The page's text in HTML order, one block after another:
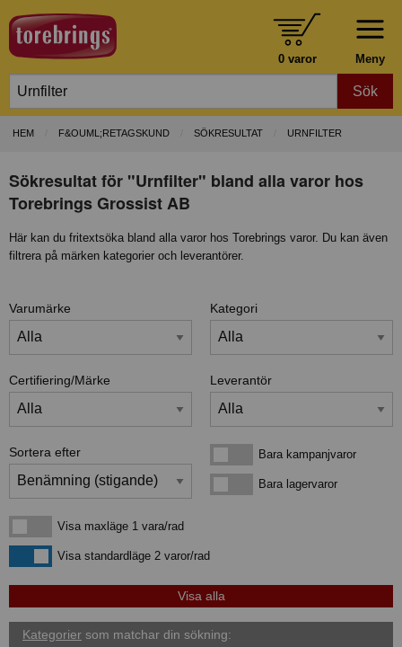
Meny
0 varor
Sök
HEM F&OUML;RETAGSKUND SÖKRESULTAT URNFILTER
Sökresultat för "Urnfilter" bland alla varor hos
Torebrings Grossist AB
Här kan du fritextsöka bland alla varor hos Torebrings varor. Du kan även
filtrera på märken kategorier och leverantörer.
Varumärke Kategori
Certifiering/Märke Leverantör
Sortera efter Bara kampanjvarorBara kampanjvaror
Bara lagervarorBara lagervaror
Visa maxläge 1 vara/rad
Visa maxläge 1 vara/rad
Visa standardlägeVisa standardläge 2 varor/rad
Kategorier som matchar din sökning: